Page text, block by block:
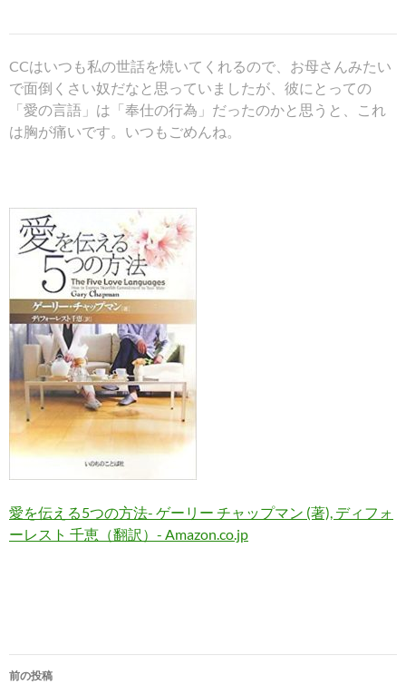
CCはいつも私の世話を焼いてくれるので、お母さんみたい
で面倒くさい奴だなと思っていましたが、彼にとっての
「愛の言語」は「奉仕の行為」だったのかと思うと、これ
は胸が痛いです。いつもごめんね。
愛を伝える5つの方法- ゲーリー チャップマン (著), ディフォ
ーレスト 千恵（翻訳）- Amazon.co.jp
投
前の投稿